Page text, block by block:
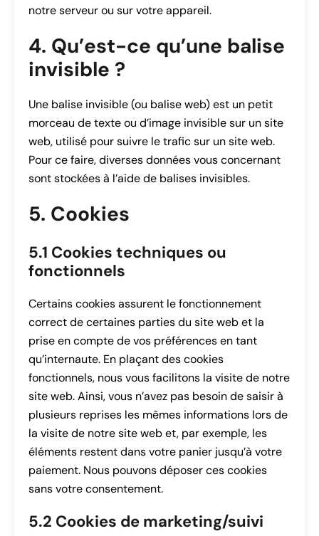
notre serveur ou sur votre appareil.
4. Qu’est-ce qu’une balise
invisible ?
Une balise invisible (ou balise web) est un petit
morceau de texte ou d’image invisible sur un site
web, utilisé pour suivre le trafic sur un site web.
Pour ce faire, diverses données vous concernant
sont stockées à l’aide de balises invisibles.
5. Cookies
5.1 Cookies techniques ou
fonctionnels
Certains cookies assurent le fonctionnement
correct de certaines parties du site web et la
prise en compte de vos préférences en tant
qu’internaute. En plaçant des cookies
fonctionnels, nous vous facilitons la visite de notre
site web. Ainsi, vous n’avez pas besoin de saisir à
plusieurs reprises les mêmes informations lors de
la visite de notre site web et, par exemple, les
éléments restent dans votre panier jusqu’à votre
paiement. Nous pouvons déposer ces cookies
sans votre consentement.
5.2 Cookies de marketing/suivi